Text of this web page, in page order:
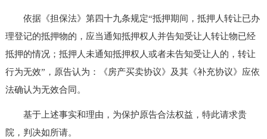
依据《担保法》第四十九条规定“抵押期间，抵押人转让已办
理登记的抵押物的，应当通知抵押权人并告知受让人转让物已经
抵押的情况；抵押人未通知抵押权人或者未告知受让人的，转让
行为无效”，原告认为：《房产买卖协议》及其《补充协议》应依
法确认为无效合同。
基于上述事实和理由，为保护原告合法权益，特此请求贵
院，判决如所请。